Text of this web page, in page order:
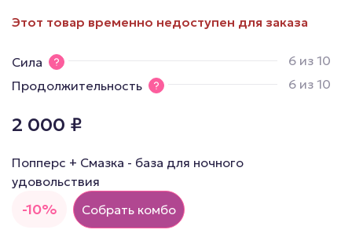
Этот товар временно недоступен для заказа
Сила
6 из 10
Продолжительность
6 из 10
2 000 ₽
-10%
Попперс + Смазка - база для ночного
удовольствия
Собрать комбо